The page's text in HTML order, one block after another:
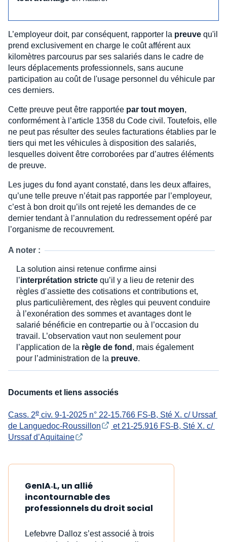
L’employeur doit, par conséquent, rapporter la preuve qu'il
prend exclusivement en charge le coût afférent aux
kilomètres parcourus par ses salariés dans le cadre de
leurs déplacements professionnels, sans aucune
participation au coût de l'usage personnel du véhicule par
ces derniers.
Cette preuve peut être rapportée par tout moyen,
conformément à l’article 1358 du Code civil. Toutefois, elle
ne peut pas résulter des seules facturations établies par le
tiers qui met les véhicules à disposition des salariés,
lesquelles doivent être corroborées par d’autres éléments
de preuve.
Les juges du fond ayant constaté, dans les deux affaires,
qu’une telle preuve n’était pas rapportée par l’employeur,
c’est à bon droit qu’ils ont rejeté les demandes de ce
dernier tendant à l’annulation du redressement opéré par
l’organisme de recouvrement.
A noter :
La solution ainsi retenue confirme ainsi
l’interprétation stricte qu’il y a lieu de retenir des
règles d’assiette des cotisations et contributions et,
plus particulièrement, des règles qui peuvent conduire
à l’exonération des sommes et avantages dont le
salarié bénéficie en contrepartie ou à l’occasion du
travail. L’observation vaut non seulement pour
l’application de la règle de fond , mais également
pour l’administration de la preuve.
Documents et liens associés
Cass. 2e civ. 9-1-2025 n° 22-15.766 FS-B, Sté X. c/ Urssaf
de Languedoc-Roussillon
et 21-25.916 FS-B, Sté X. c/
Urssaf d’Aquitaine
GenIA‑L, un allié
incontournable des
professionnels du droit social
Lefebvre Dalloz s’est associé à trois